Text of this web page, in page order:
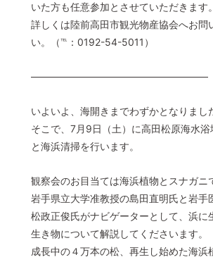
いた方も任意参加とさせていただきます。
詳しくは陸前高田市観光物産協会へお問
い。（℡：0192-54-5011）
――――――――――――――――――
いよいよ、海開きまでわずかとなりまし
そこで、7月9日（土）に高田松原海水
と海浜清掃を行います。
観察会のお目当ては海浜植物とスナガニ
岩手県立大学准教授の島田直明氏と岩手
松政正俊氏がナビゲーターとして、浜に
生き物について解説してくださいます。
成長中の４万本の松、再生し始めた海浜